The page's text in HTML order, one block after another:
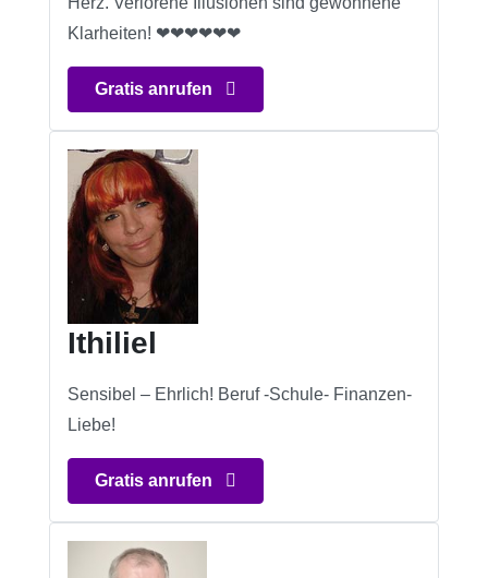
Klarheiten! ❤❤❤❤❤❤
Gratis anrufen
Ithiliel
Sensibel – Ehrlich! Beruf -Schule- Finanzen-
Liebe!
Gratis anrufen